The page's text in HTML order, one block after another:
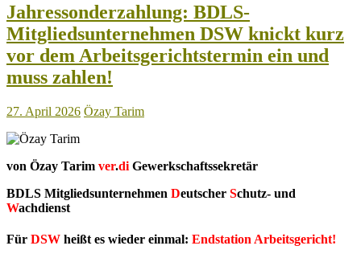
unsere
Jobs,
dann
eure
Profite“
Jahressonderzahlung: BDLS-
Mitgliedsunternehmen DSW knickt kurz
vor dem Arbeitsgerichtstermin ein und
muss zahlen!
27. April 2026 Özay Tarim
von Özay Tarim ver.di Gewerkschaftssekretär
BDLS Mitgliedsunternehmen Deutscher Schutz- und
Wachdienst
Für DSW heißt es wieder einmal: Endstation Arbeitsgericht!